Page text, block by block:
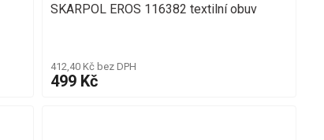
SKARPOL EROS 116382 textilní obuv
412,40 Kč bez DPH
499 Kč